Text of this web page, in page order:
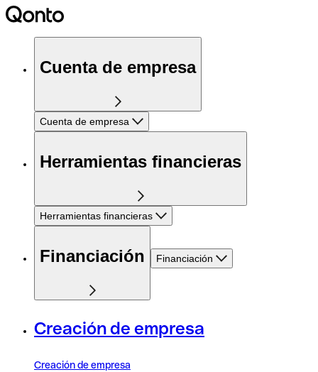
Cuenta de empresa
Cuenta de empresa
Herramientas financieras
Herramientas financieras
Financiación Financiación
Creación de empresa
Creación de empresa